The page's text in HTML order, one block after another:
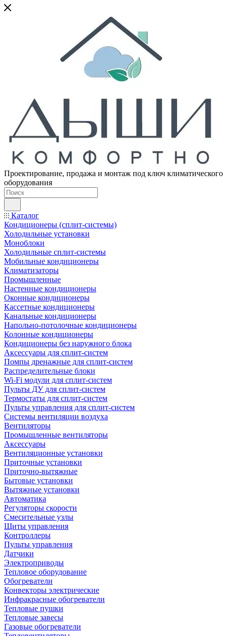
Проектирование, продажа и монтаж под ключ климатического
оборудования
Каталог
Кондиционеры (сплит-системы)
Холодильные установки
Моноблоки
Холодильные сплит-системы
Мобильные кондиционеры
Климатизаторы
Промышленные
Настенные кондиционеры
Оконные кондиционеры
Кассетные кондиционеры
Канальные кондиционеры
Напольно-потолочные кондиционеры
Колонные кондиционеры
Кондиционеры без наружного блока
Аксессуары для сплит-систем
Помпы дренажные для сплит-систем
Распределительные блоки
Wi-Fi модули для сплит-систем
Пульты ДУ для сплит-систем
Термостаты для сплит-систем
Пульты управления для сплит-систем
Системы вентиляции воздуха
Вентиляторы
Промышленные вентиляторы
Аксессуары
Вентиляционные установки
Приточные установки
Приточно-вытяжные
Бытовые установки
Вытяжные установки
Автоматика
Регуляторы скорости
Смесительные узлы
Щиты управления
Контроллеры
Пульты управления
Датчики
Электроприводы
Тепловое оборудование
Обогреватели
Конвекторы электрические
Инфракрасные обогреватели
Тепловые пушки
Тепловые завесы
Газовые обогреватели